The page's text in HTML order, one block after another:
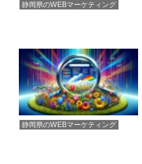
静岡県のWEBマーケティング
静岡県のWEBマーケティング